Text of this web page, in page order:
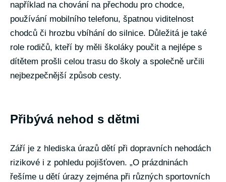
například na chování na přechodu pro chodce,
používání mobilního telefonu, špatnou viditelnost
chodců či hrozbu vbíhání do silnice. Důležitá je také
role rodičů, kteří by měli školáky poučit a nejlépe s
dítětem prošli celou trasu do školy a společně určili
nejbezpečnější způsob cesty.
Přibývá nehod s dětmi
Září je z hlediska úrazů dětí při dopravních nehodách
rizikové i z pohledu pojišťoven. „O prázdninách
řešíme u dětí úrazy zejména při různých sportovních